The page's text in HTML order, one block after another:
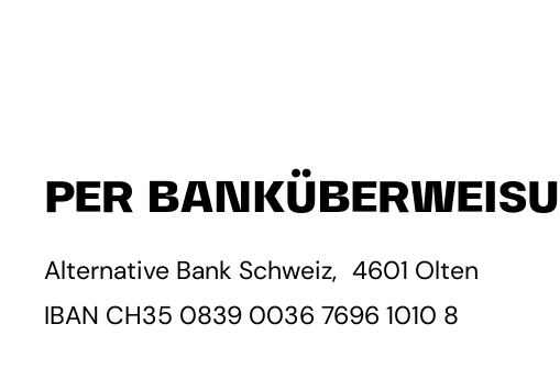
PER
Alternative Bank Schweiz, 4601 Olten
IBAN CH35 0839 0036 7696 1010 8